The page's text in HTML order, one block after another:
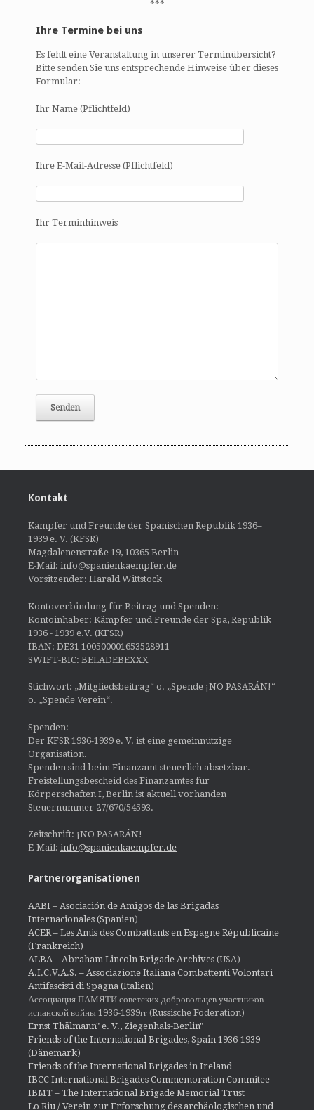
***
Ihre Termine bei uns
Es fehlt eine Veranstaltung in unserer Terminübersicht?
Bitte senden Sie uns entsprechende Hinweise über dieses
Formular:
Ihr Name (Pflichtfeld)
Ihre E-Mail-Adresse (Pflichtfeld)
Ihr Terminhinweis
Kontakt
Kämpfer und Freunde der Spanischen Republik 1936–
1939 e. V. (KFSR)
Magdalenenstraße 19, 10365 Berlin
E-Mail: info@spanienkaempfer.de
Vorsitzender: Harald Wittstock
Kontoverbindung für Beitrag und Spenden:
Kontoinhaber: Kämpfer und Freunde der Spa, Republik
1936 - 1939 e.V. (KFSR)
IBAN: DE31 100500001653528911
SWIFT-BIC: BELADEBEXXX
Stichwort: „Mitgliedsbeitrag“ o. „Spende ¡NO PASARÁN!“
o. „Spende Verein“.
Spenden:
Der KFSR 1936-1939 e. V. ist eine gemeinnützige
Organisation.
Spenden sind beim Finanzamt steuerlich absetzbar.
Freistellungsbescheid des Finanzamtes für
Körperschaften I, Berlin ist aktuell vorhanden
Steuernummer 27/670/54593.
Zeitschrift: ¡NO PASARÁN!
E-Mail: info@spanienkaempfer.de
Partnerorganisationen
AABI – Asociación de Amigos de las Brigadas
Internacionales (Spanien)
ACER – Les Amis des Combattants en Espagne Républicaine
(Frankreich)
ALBA – Abraham Lincoln Brigade Archives (USA)
A.I.C.V.A.S. – Associazione Italiana Combattenti Volontari
Antifascisti di Spagna (Italien)
Ассоциация ПАМЯТИ советских добровольцев участников
испанской войны 1936-1939гг (Russische Föderation)
Ernst Thälmann" e. V., Ziegenhals-Berlin"
Friends of the International Brigades, Spain 1936-1939
(Dänemark)
Friends of the International Brigades in Ireland
IBCC International Brigades Commemoration Commitee
IBMT – The International Brigade Memorial Trust
Lo Riu / Verein zur Erforschung des archäologischen und